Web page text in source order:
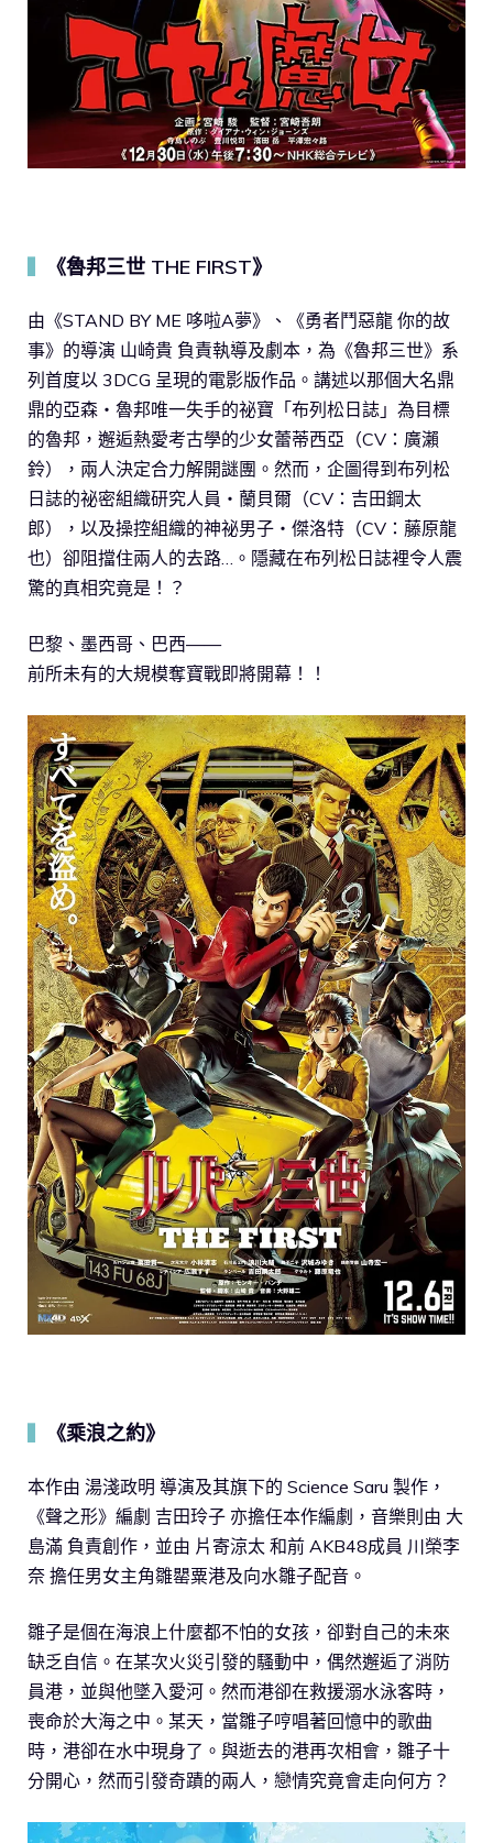
《魯邦三世 THE FIRST》
由《STAND BY ME 哆啦A夢》、《勇者鬥惡龍 你的故
事》的導演 山崎貴 負責執導及劇本，為《魯邦三世》系
列首度以 3DCG 呈現的電影版作品。講述以那個大名鼎
鼎的亞森‧魯邦唯一失手的祕寶「布列松日誌」為目標
的魯邦，邂逅熱愛考古學的少女蕾蒂西亞（CV：廣瀨
鈴），兩人決定合力解開謎團。然而，企圖得到布列松
日誌的祕密組織研究人員‧蘭貝爾（CV：吉田鋼太
郎），以及操控組織的神祕男子‧傑洛特（CV：藤原龍
也）卻阻擋住兩人的去路…。隱藏在布列松日誌裡令人震
驚的真相究竟是！？
巴黎、墨西哥、巴西——
前所未有的大規模奪寶戰即將開幕！！
《乘浪之約》
本作由 湯淺政明 導演及其旗下的 Science Saru 製作，
《聲之形》編劇 吉田玲子 亦擔任本作編劇，音樂則由 大
島滿 負責創作，並由 片寄涼太 和前 AKB48成員 川榮李
奈 擔任男女主角雛罌粟港及向水雛子配音。
雛子是個在海浪上什麼都不怕的女孩，卻對自己的未來
缺乏自信。在某次火災引發的騷動中，偶然邂逅了消防
員港，並與他墜入愛河。然而港卻在救援溺水泳客時，
喪命於大海之中。某天，當雛子哼唱著回憶中的歌曲
時，港卻在水中現身了。與逝去的港再次相會，雛子十
分開心，然而引發奇蹟的兩人，戀情究竟會走向何方？